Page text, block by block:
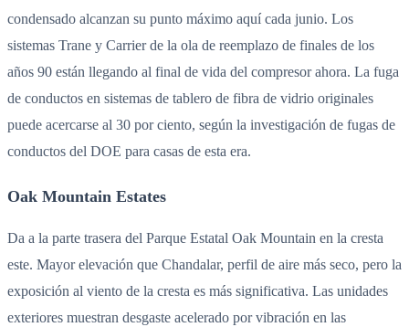
condensado alcanzan su punto máximo aquí cada junio. Los
sistemas Trane y Carrier de la ola de reemplazo de finales de los
años 90 están llegando al final de vida del compresor ahora. La fuga
de conductos en sistemas de tablero de fibra de vidrio originales
puede acercarse al 30 por ciento, según la investigación de fugas de
conductos del DOE para casas de esta era.
Oak Mountain Estates
Da a la parte trasera del Parque Estatal Oak Mountain en la cresta
este. Mayor elevación que Chandalar, perfil de aire más seco, pero la
exposición al viento de la cresta es más significativa. Las unidades
exteriores muestran desgaste acelerado por vibración en las